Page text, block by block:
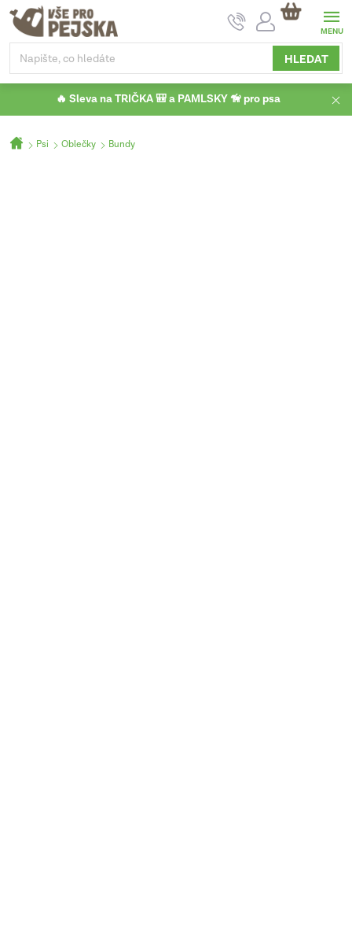
Přejít
obsah
HLEDAT
NÁKUPNÍ
KOŠÍK
🔥 Sleva na TRIČKA 🎒 a PAMLSKY 🦮 pro psa
Domů
Psi Oblečky Bundy